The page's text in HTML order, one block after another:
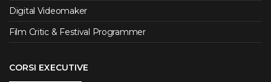
Digital Videomaker
Film Critic & Festival Programmer
CORSI EXECUTIVE